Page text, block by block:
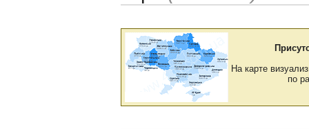
На карте
по